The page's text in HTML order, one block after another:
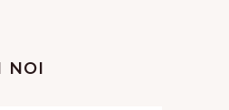
NOI